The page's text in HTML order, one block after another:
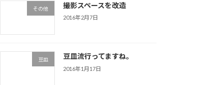
その他 撮影スペースを改造
2016年2月7日
豆皿 豆皿流行ってますね。
2016年1月17日